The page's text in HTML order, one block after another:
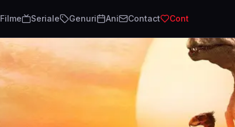
Filme Seriale Genuri Ani Contact Cont